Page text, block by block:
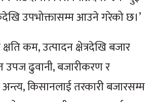
उपभोक्तासम्म आउने गरेको छ।’
कम, उत्पादन क्षेत्रदेखि बजार
उपज ढुवानी, बजारीकरण र
किसानलाई तरकारी बजारसम्म